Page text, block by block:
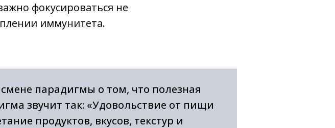
фокусироваться не
иммунитета.
парадигмы о том, что полезная
звучит так: «Удовольствие от пищи
продуктов, вкусов, текстур и